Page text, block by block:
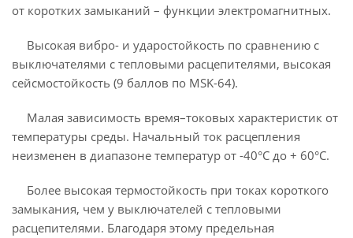
от коротких замыканий – функции электромагнитных.
Высокая вибро- и ударостойкость по сравнению с
выключателями с тепловыми расцепителями, высокая
сейсмостойкость (9 баллов по MSK-64).
Малая зависимость время–токовых характеристик от
температуры среды. Начальный ток расцепления
неизменен в диапазоне температур от -40°С до + 60°С.
Более высокая термостойкость при токах короткого
замыкания, чем у выключателей с тепловыми
расцепителями. Благодаря этому предельная